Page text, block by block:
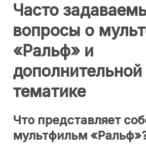
Часто
вопросы о
«Ральф» и
дополнительной
тематике
Что представляет
мультфильм